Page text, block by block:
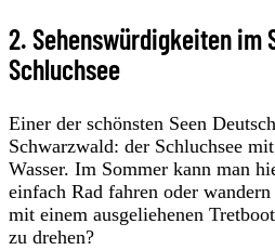
2. Sehenswürdigkeiten im
Schluchsee
Einer der schönsten Seen
Schwarzwald: der Schluchsee
Wasser. Im Sommer kann man
einfach Rad fahren oder
mit einem ausgeliehenen
zu drehen?